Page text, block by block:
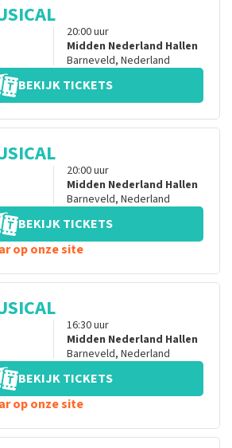
20:00uur
Midden Nederland Hallen
Barneveld, Nederland
BEKIJK TICKETS
20:00uur
Midden Nederland Hallen
Barneveld, Nederland
BEKIJK TICKETS
op onze site
16:30uur
Midden Nederland Hallen
Barneveld, Nederland
BEKIJK TICKETS
op onze site